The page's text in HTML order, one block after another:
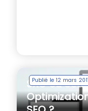
Publié le 12 mars
SXO ou